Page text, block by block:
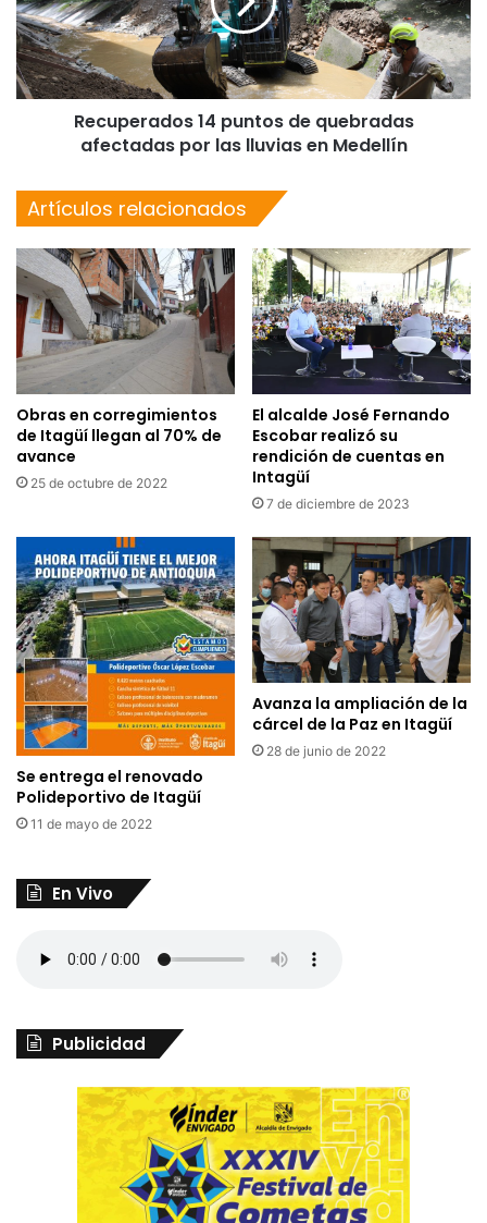
Recuperados 14 puntos de quebradas
afectadas por las lluvias en Medellín
Artículos relacionados
Obras en corregimientos
de Itagüí llegan al 70% de
avance
25 de octubre de 2022
El alcalde José Fernando
Escobar realizó su
rendición de cuentas en
Intagüí
7 de diciembre de 2023
Se entrega el renovado
Polideportivo de Itagüí
11 de mayo de 2022
Avanza la ampliación de la
cárcel de la Paz en Itagüí
28 de junio de 2022
En Vivo
Publicidad